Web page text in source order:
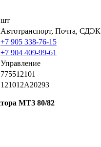
шт
Автотранспорт, Почта, СДЭК
+7 905 338-76-15
+7 904 409-99-61
Управление
775512101
121012A20293
МТЗ 80/82